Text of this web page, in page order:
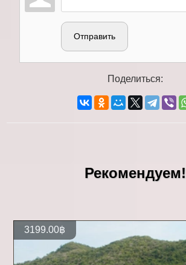
Отправить
Поделиться:
Рекомендуем!
3199.00฿